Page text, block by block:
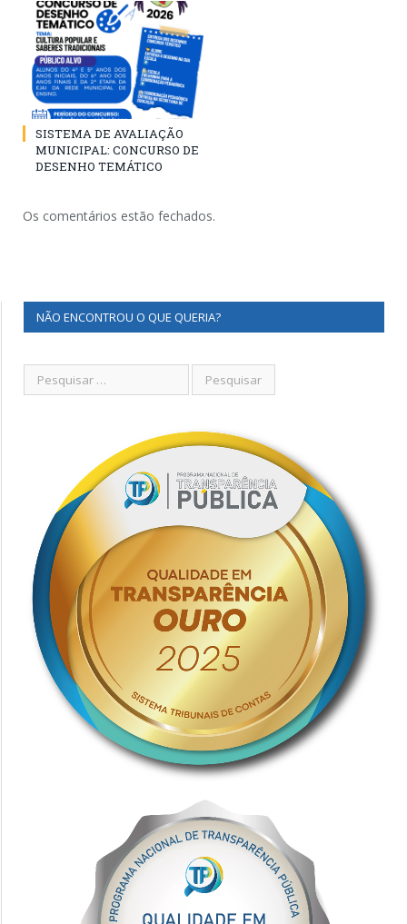
SISTEMA DE AVALIAÇÃO
MUNICIPAL: CONCURSO DE
DESENHO TEMÁTICO
Os comentários estão fechados.
NÃO ENCONTROU O QUE QUERIA?